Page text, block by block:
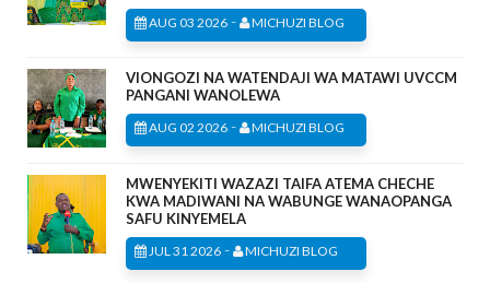
AUG 03 2026 - MICHUZI BLOG
VIONGOZI NA WATENDAJI WA MATAWI UVCCM
PANGANI WANOLEWA
AUG 02 2026 - MICHUZI BLOG
MWENYEKITI WAZAZI TAIFA ATEMA CHECHE
KWA MADIWANI NA WABUNGE WANAOPANGA
SAFU KINYEMELA
JUL 31 2026 - MICHUZI BLOG